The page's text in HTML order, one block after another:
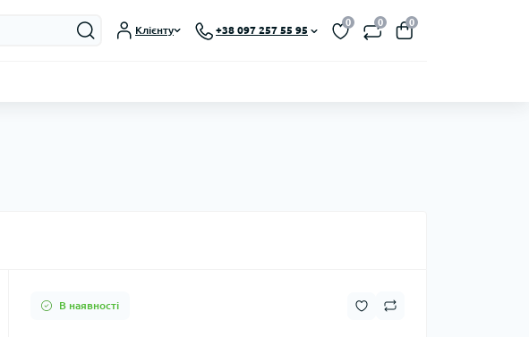
Клієнту +38 097 257 55 95
0 0 0
В наявності